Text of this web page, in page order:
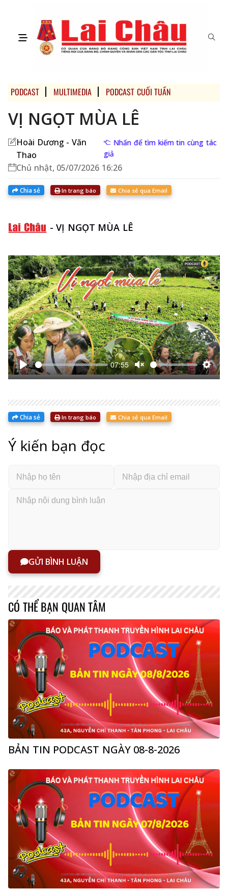
PODCAST MULTIMEDIA PODCAST CUỐI TUẦN
VỊ NGỌT MÙA LÊ
Hoài Dương - Văn
Thao
Nhấn để tìm kiếm tin cùng tác
giả
Chủ nhật, 05/07/2026 16:26
Chia sẻ In trang báo Chia sẻ qua Email
- VỊ NGỌT MÙA LÊ
Bắt
07:55
Unmute
Thiết
Chia sẻ In trang báo Chia sẻ qua Email
Ý kiến bạn đọc
GỬI BÌNH LUẬN
CÓ THỂ BẠN QUAN TÂM
BẢN TIN PODCAST NGÀY 08-8-2026